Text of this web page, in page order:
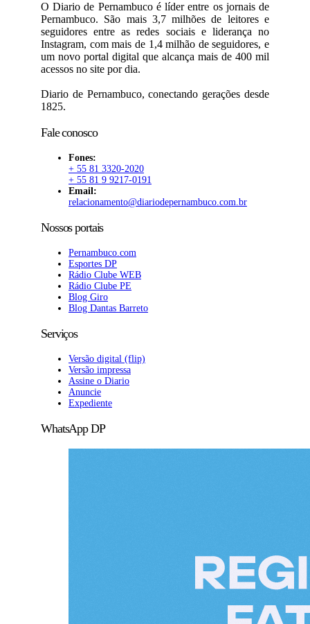
O Diario de Pernambuco é líder entre os jornais de
Pernambuco. São mais 3,7 milhões de leitores e
seguidores entre as redes sociais e liderança no
Instagram, com mais de 1,4 milhão de seguidores, e
um novo portal digital que alcança mais de 400 mil
acessos no site por dia.
Diario de Pernambuco, conectando gerações desde
1825.
Fale conosco
Fones:
+ 55 81 3320-2020
+ 55 81 9 9217-0191
Email:
relacionamento@diariodepernambuco.com.br
Nossos portais
Pernambuco.com
Esportes DP
Rádio Clube WEB
Rádio Clube PE
Blog Giro
Blog Dantas Barreto
Serviços
Versão digital (flip)
Versão impressa
Assine o Diario
Anuncie
Expediente
WhatsApp DP